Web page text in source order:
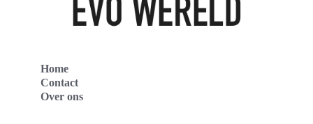
Home
Contact
Over ons